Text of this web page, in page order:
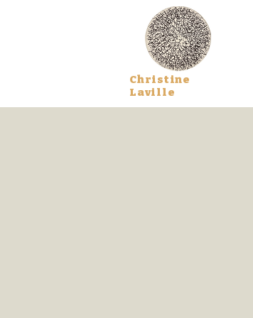
Christine
Laville